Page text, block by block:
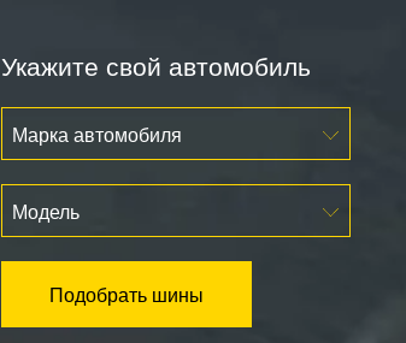
Укажите свой автомобиль
Марка автомобиля
Модель
Подобрать шины